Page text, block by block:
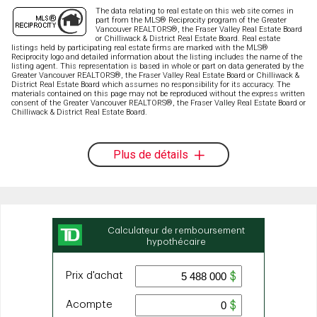
The data relating to real estate on this web site comes in
part from the MLS® Reciprocity program of the Greater
Vancouver REALTORS®, the Fraser Valley Real Estate Board
or Chilliwack & District Real Estate Board. Real estate
listings held by participating real estate firms are marked with the MLS®
Reciprocity logo and detailed information about the listing includes the name of the
listing agent. This representation is based in whole or part on data generated by the
Greater Vancouver REALTORS®, the Fraser Valley Real Estate Board or Chilliwack &
District Real Estate Board which assumes no responsibility for its accuracy. The
materials contained on this page may not be reproduced without the express written
consent of the Greater Vancouver REALTORS®, the Fraser Valley Real Estate Board or
Chilliwack & District Real Estate Board.
Plus de détails